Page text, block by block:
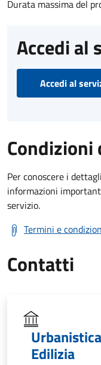
Durata massima del
Accedi al
Accedi al
Condizioni
Per conoscere i
informazioni
servizio.
Termini e
Contatti
Edilizia